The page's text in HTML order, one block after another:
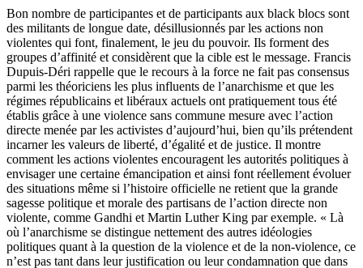
Bon nombre de participantes et de participants aux black blocs sont
des militants de longue date, désillusionnés par les actions non
violentes qui font, finalement, le jeu du pouvoir. Ils forment des
groupes d’affinité et considèrent que la cible est le message. Francis
Dupuis-Déri rappelle que le recours à la force ne fait pas consensus
parmi les théoriciens les plus influents de l’anarchisme et que les
régimes républicains et libéraux actuels ont pratiquement tous été
établis grâce à une violence sans commune mesure avec l’action
directe menée par les activistes d’aujourd’hui, bien qu’ils prétendent
incarner les valeurs de liberté, d’égalité et de justice. Il montre
comment les actions violentes encouragent les autorités politiques à
envisager une certaine émancipation et ainsi font réellement évoluer
des situations même si l’histoire officielle ne retient que la grande
sagesse politique et morale des partisans de l’action directe non
violente, comme Gandhi et Martin Luther King par exemple. « Là
où l’anarchisme se distingue nettement des autres idéologies
politiques quant à la question de la violence et de la non-violence, ce
n’est pas tant dans leur justification ou leur condamnation que dans